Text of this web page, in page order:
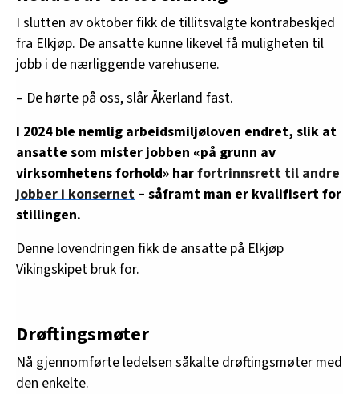
I slutten av oktober fikk de tillitsvalgte kontrabeskjed
fra Elkjøp. De ansatte kunne likevel få muligheten til
jobb i de nærliggende varehusene.
– De hørte på oss, slår Åkerland fast.
I 2024 ble nemlig arbeidsmiljøloven endret, slik at
ansatte som mister jobben «på grunn av
virksomhetens forhold» harfortrinnsrett til andre
jobber i konsernet – såframt man er kvalifisert for
stillingen.
Denne lovendringen fikk de ansatte på Elkjøp
Vikingskipet bruk for.
Drøftingsmøter
Nå gjennomførte ledelsen såkalte drøftingsmøter med
den enkelte.